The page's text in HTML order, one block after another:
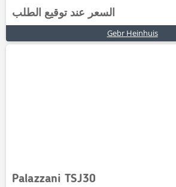
السعر عند توقيع الطلب
Gebr Heinhuis
Palazzani TSJ30